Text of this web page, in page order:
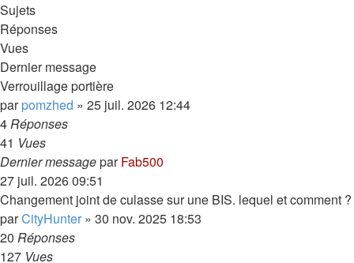
Sujets
Réponses
Vues
Dernier message
Verrouillage portière
parpomzhed » 25 juil. 2026 12:44
4Réponses
41 Vues
Dernier messageparFab500
27 juil. 2026 09:51
Changement joint de culasse sur une BIS. lequel et comment ?
parCityHunter » 30 nov. 2025 18:53
20 Réponses
127 Vues